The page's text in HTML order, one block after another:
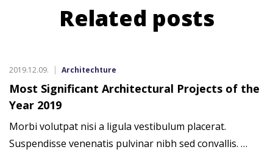
Related posts
2019.12.09. Architechture
Most Significant Architectural Projects of the
Year 2019
Morbi volutpat nisi a ligula vestibulum placerat.
Suspendisse venenatis pulvinar nibh sed convallis. …